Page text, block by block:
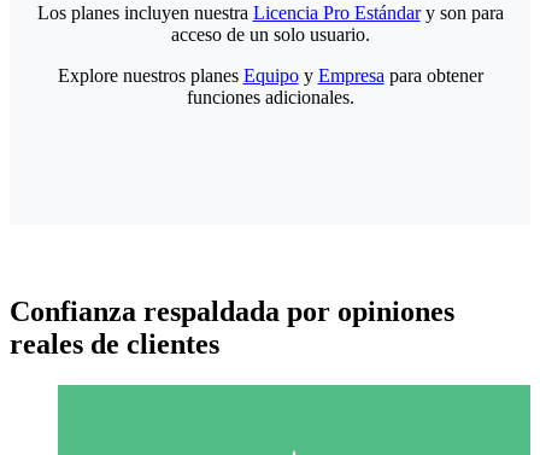
Los planes incluyen nuestra Licencia Pro Estándary son para
acceso de un solo usuario.
Explore nuestros planes Equipoy Empresa para obtener
funciones adicionales.
Confianza respaldada por opiniones
reales de clientes